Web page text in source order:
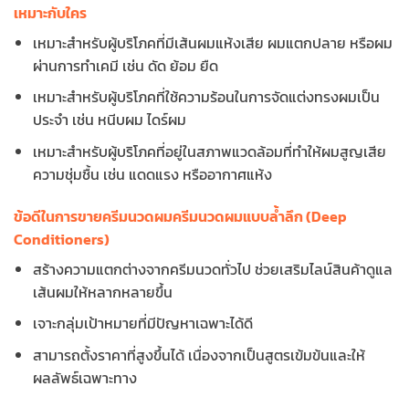
เหมาะกับใคร
เหมาะสำหรับผู้บริโภคที่มีเส้นผมแห้งเสีย ผมแตกปลาย หรือผม
ผ่านการทำเคมี เช่น ดัด ย้อม ยืด
เหมาะสำหรับผู้บริโภคที่ใช้ความร้อนในการจัดแต่งทรงผมเป็น
ประจำ เช่น หนีบผม ไดร์ผม
เหมาะสำหรับผู้บริโภคที่อยู่ในสภาพแวดล้อมที่ทำให้ผมสูญเสีย
ความชุ่มชื้น เช่น แดดแรง หรืออากาศแห้ง
ข้อดีในการขายครีมนวดผมครีมนวดผมแบบล้ำลึก (Deep
Conditioners)
สร้างความแตกต่างจากครีมนวดทั่วไป ช่วยเสริมไลน์สินค้าดูแล
เส้นผมให้หลากหลายขึ้น
เจาะกลุ่มเป้าหมายที่มีปัญหาเฉพาะได้ดี
สามารถตั้งราคาที่สูงขึ้นได้ เนื่องจากเป็นสูตรเข้มข้นและให้
ผลลัพธ์เฉพาะทาง